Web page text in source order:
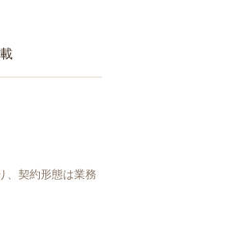
、契約形態は業務